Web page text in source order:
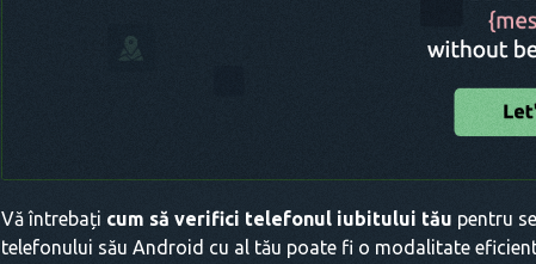
Vă întrebați cum să verifici telefonul iubitului tău pentru
telefonului său Android cu al tău poate fi o modalitate